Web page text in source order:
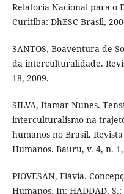
Relatoria Nacional para o
Curitiba: DhESC Brasil,
SANTOS, Boaventura de
da interculturalidade.
18, 2009.
SILVA, Itamar Nunes.
interculturalismo na
humanos no Brasil.
Humanos. Bauru, v. 4, n.
PIOVESAN, Flávia.
Humanos. In: HADDAD,